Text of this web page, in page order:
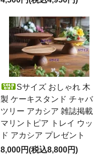
Sサイズ おしゃれ 木
製 ケーキスタンド チャバ
ツリー アカシア 雑誌掲載
マリントピア トレイ ウッ
ド アカシア プレゼント
8,000円(税込8,800円)